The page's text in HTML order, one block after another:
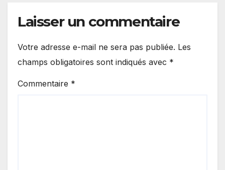
Laisser un commentaire
Votre adresse e-mail ne sera pas publiée. Les
champs obligatoires sont indiqués avec *
Commentaire *